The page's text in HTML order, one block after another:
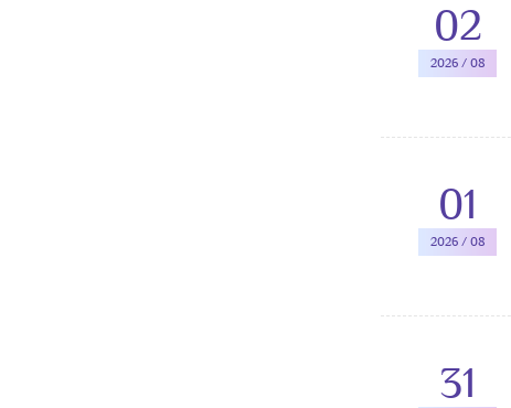
02
2026 / 08
01
2026 / 08
31